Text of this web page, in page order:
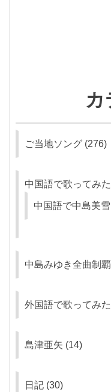
カ
ご当地ソング (276)
中国語で歌ってみた
中国語で中島美
中島みゆき全曲制覇
外国語で歌ってみ
島津亜矢 (14)
日記 (30)